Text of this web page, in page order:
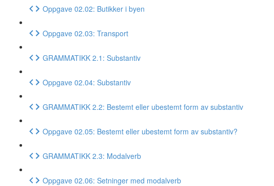
Oppgave 02.02: Butikker i byen
Oppgave 02.03: Transport
GRAMMATIKK 2.1: Substantiv
Oppgave 02.04: Substantiv
GRAMMATIKK 2.2: Bestemt eller ubestemt form av substantiv
Oppgave 02.05: Bestemt eller ubestemt form av substantiv?
GRAMMATIKK 2.3: Modalverb
Oppgave 02.06: Setninger med modalverb